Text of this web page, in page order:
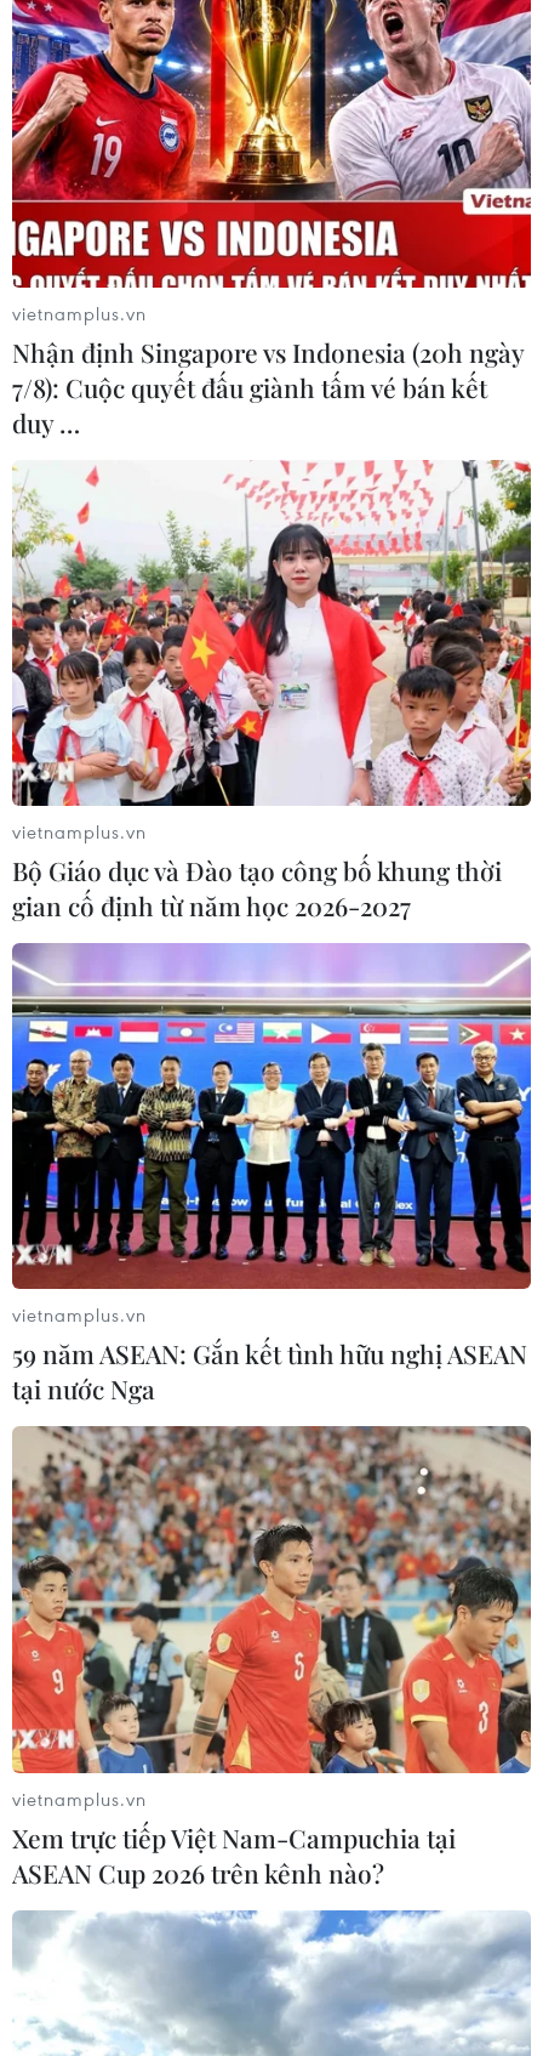
TIN CÙNG CHUYÊN MỤC
Ghe gỗ phát nổ trên sông Sài Gòn
khiến một người thiệt mạng
08/08/2026 04:44
Dự án Sân bay Phú Quốc tăng tốc thi
công, sẽ cán mốc vận hành từ tháng
4/2027
08/08/2026 04:30
Tây Ninh ngăn chặn, xử lý nghiêm
các vụ việc xâm phạm quyền sở hữu
trí tuệ
08/08/2026 04:29
vietnamplus.vn
Nhận định Singapore vs Indonesia (20h ngày
7/8): Cuộc quyết đấu giành tấm vé bán kết
duy …
vietnamplus.vn
Bộ Giáo dục và Đào tạo công bố khung thời
gian cố định từ năm học 2026-2027
vietnamplus.vn
59 năm ASEAN: Gắn kết tình hữu nghị ASEAN
tại nước Nga
vietnamplus.vn
Xem trực tiếp Việt Nam-Campuchia tại
ASEAN Cup 2026 trên kênh nào?